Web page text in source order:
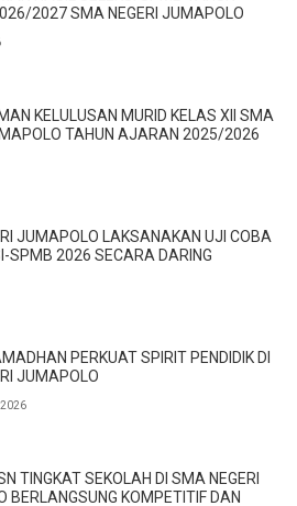
2027 SMA NEGERI JUMAPOLO
KELULUSAN MURID KELAS XII SMA
TAHUN AJARAN 2025/2026
JUMAPOLO LAKSANAKAN UJI COBA
SPMB 2026 SECARA DARING
PERKUAT SPIRIT PENDIDIK DI
JUMAPOLO
2026
TINGKAT SEKOLAH DI SMA NEGERI
BERLANGSUNG KOMPETITIF DAN